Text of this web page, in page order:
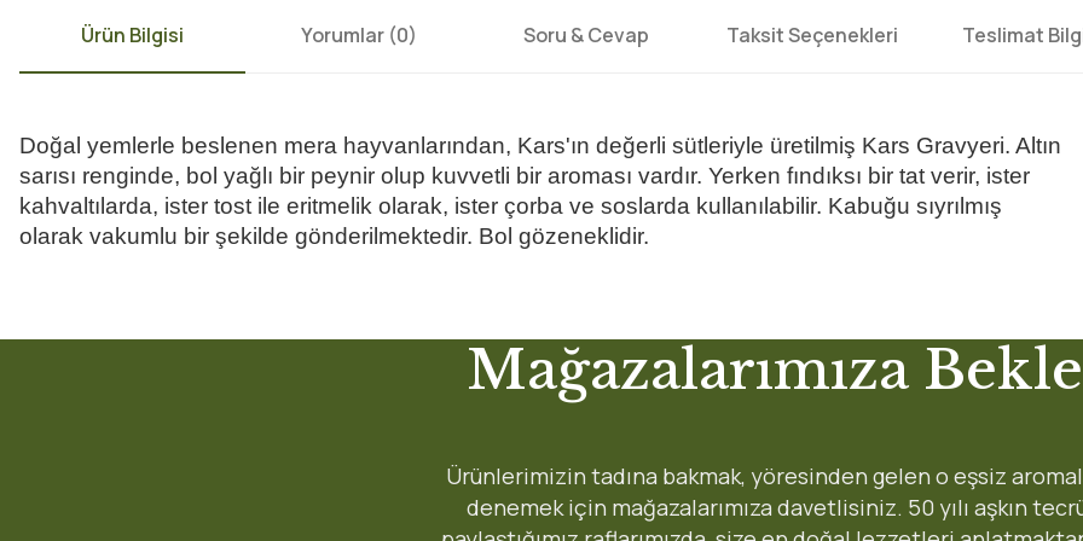
Ürün Bilgisi Yorumlar (0) Soru & Cevap Taksit Seçenekleri Teslimat
Doğal yemlerle beslenen mera hayvanlarından, Kars'ın değerli sütleriyle üretilmiş Kars Gravyeri. Altın
sarısı renginde, bol yağlı bir peynir olup kuvvetli bir aroması vardır. Yerken fındıksı bir tat verir, ister
kahvaltılarda, ister tost ile eritmelik olarak, ister çorba ve soslarda kullanılabilir. Kabuğu sıyrılmış
olarak vakumlu bir şekilde gönderilmektedir. Bol gözeneklidir.
Bu ürüne ilk yorumu siz yapın!
Ürün hakkında henüz soru sorulmamış.
Her gün 08:30 ve 18:45 arası 90 dakikada
Karşıyaka:
Mağazalarımıza
Ürünlerimizin tadına bakmak, yöresinden gelen o eşsiz
denemek için mağazalarımıza davetlisiniz. 50 yılı aşkın